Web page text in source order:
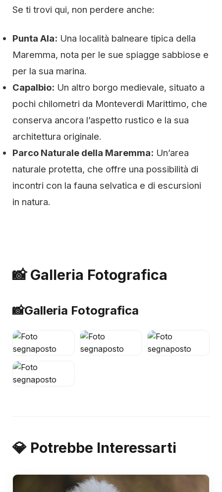
Se ti trovi qui, non perdere anche:
Punta Ala: Una località balneare tipica della
Maremma, nota per le sue spiagge sabbiose e
per la sua marina.
Capalbio: Un altro borgo medievale, situato a
pochi chilometri da Monteverdi Marittimo, che
conserva ancora l’aspetto rustico e la sua
architettura originale.
Parco Naturale della Maremma: Un’area
naturale protetta, che offre una possibilità di
incontri con la fauna selvatica e di escursioni
in natura.
📸 Galleria Fotografica
📸Galleria Fotografica
💎 Potrebbe Interessarti